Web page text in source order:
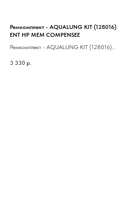
Ремкомплект - AQUALUNG KIT (128016)
ENT HP MEM COMPENSEE
Ремкомплект - AQUALUNG KIT (128016)
3 330 р.